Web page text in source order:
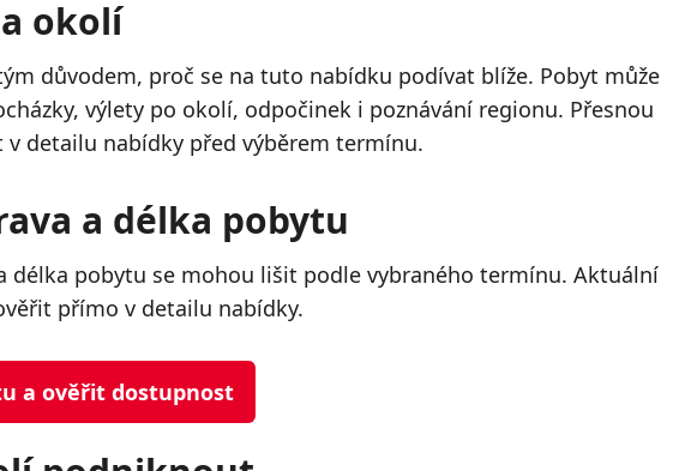
okolí
důvodem, proč se na tuto nabídku podívat blíže. Pobyt může
výlety po okolí, odpočinek i poznávání regionu. Přesnou
detailu nabídky před výběrem termínu.
a délka pobytu
délka pobytu se mohou lišit podle vybraného termínu. Aktuální
přímo v detailu nabídky.
a ověřit dostupnost